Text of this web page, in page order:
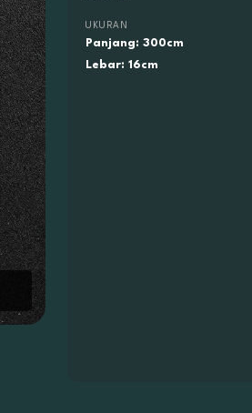
UKURAN
Panjang: 300cm
Lebar: 16cm